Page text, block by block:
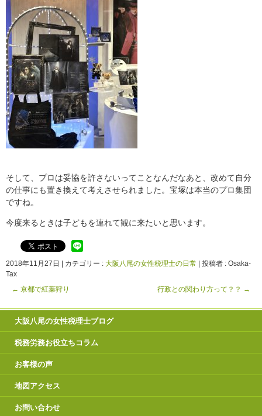
そして、プロは妥協を許さないってことなんだなあと、改めて自分
の仕事にも置き換えて考えさせられました。宝塚は本当のプロ集団
ですね。
今度来るときは子どもを連れて観に来たいと思います。
2018年11月27日 カテゴリー : 大阪八尾の女性税理士の日常
投稿者 : Osaka-
Tax
← 京都で紅葉狩り 行政との関わり方って？？ →
大阪八尾の女性税理士ブログ
税務労務お役立ちコラム
お客様の声
地図アクセス
お問い合わせ